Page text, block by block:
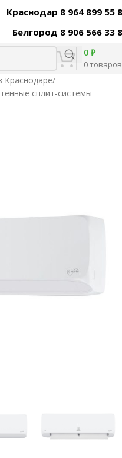
Краснодар 8 964 899 55
Белгород 8 906 566 33
0товаров
0 ₽
Краснодаре/
сплит-системы
Код товара:46612